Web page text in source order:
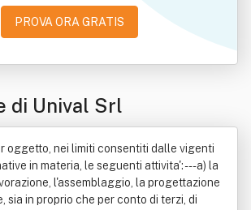
PROVA ORA GRATIS
di Unival Srl
oggetto, nei limiti consentiti dalle vigenti
in materia, le seguenti attivita': ---a) la
l'assemblaggio, la progettazione
sia in proprio che per conto di terzi, di